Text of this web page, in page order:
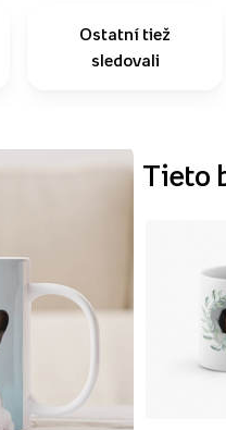
Ostatní tiež
sledovali
Tieto